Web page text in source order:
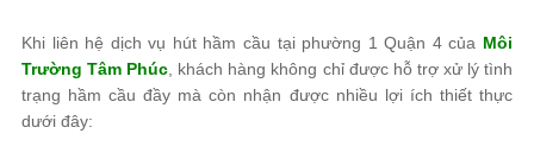
Khi liên hệ dịch vụ hút hầm cầu tại phường 1 Quận 4 của Môi
Trường Tâm Phúc , khách hàng không chỉ được hỗ trợ xử lý tình
trạng hầm cầu đầy mà còn nhận được nhiều lợi ích thiết thực
dưới đây: